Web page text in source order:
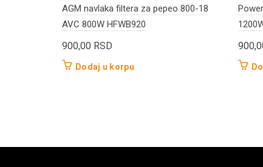
AGM navlaka filtera za pepeo 800-18
AVC 800W HFWB920
900,00 RSD
Dodaj u korpu